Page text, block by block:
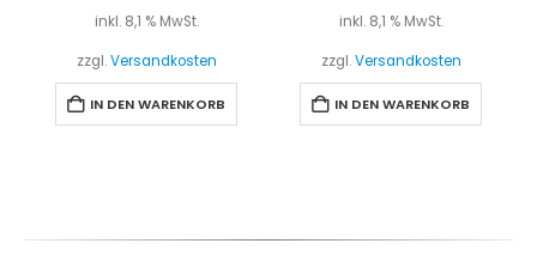
inkl. 8,1 % MwSt.
zzgl.Versandkosten
IN DEN WARENKORB
inkl. 8,1 % MwSt.
zzgl.Versandkosten
IN DEN WARENKORB